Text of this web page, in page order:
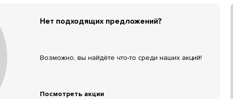
Нет подходящих предложений?
Возможно, вы найдёте что-то среди наших акций!
Посмотреть акции